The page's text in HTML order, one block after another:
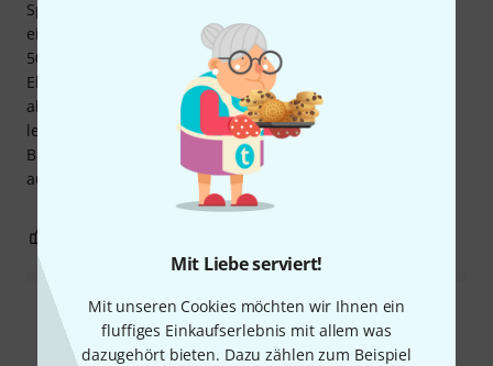
Mit Liebe serviert!
Mit unseren Cookies möchten wir Ihnen ein
fluffiges Einkaufserlebnis mit allem was
dazugehört bieten. Dazu zählen zum Beispiel
Spiegel in der Mitte leicht konvex sind. Bei der Projektion
eines Kreises mit einem Laser traten Verzerrungen auf; in
50 Metern Entfernung erschien der Kreis als verzerrte
Ellipse. Das Gerät ist leicht und hat keine Griffe, lässt sich
aber dennoch gut handhaben. Die Spiegel sind bei Bruch
leicht austauschbar, die Menüführung ist intuitiv und der
Bildschirm gut. Das Preis-Leistungs-Verhältnis ist
ausgezeichnet.
Alle Bewertungen lesen